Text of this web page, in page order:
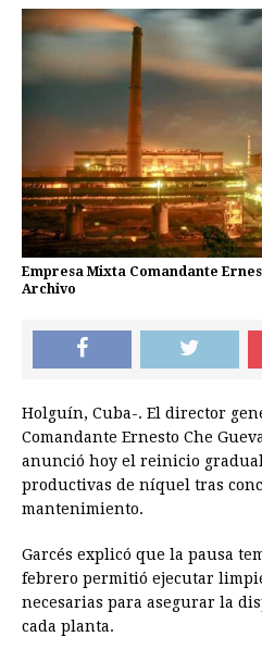
Empresa Mixta Comandante
Archivo
Holguín, Cuba-. El director
Comandante Ernesto Che
anunció hoy el reinicio
productivas de níquel tras
mantenimiento.
Garcés explicó que la pausa
febrero permitió ejecutar
necesarias para asegurar la
cada planta.